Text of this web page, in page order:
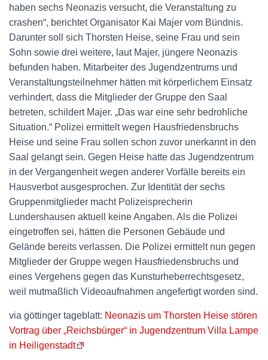
haben sechs Neonazis versucht, die Veranstaltung zu
crashen“, berichtet Organisator Kai Majer vom Bündnis.
Darunter soll sich Thorsten Heise, seine Frau und sein
Sohn sowie drei weitere, laut Majer, jüngere Neonazis
befunden haben. Mitarbeiter des Jugendzentrums und
Veranstaltungsteilnehmer hätten mit körperlichem Einsatz
verhindert, dass die Mitglieder der Gruppe den Saal
betreten, schildert Majer. „Das war eine sehr bedrohliche
Situation.“ Polizei ermittelt wegen Hausfriedensbruchs
Heise und seine Frau sollen schon zuvor unerkannt in den
Saal gelangt sein. Gegen Heise hatte das Jugendzentrum
in der Vergangenheit wegen anderer Vorfälle bereits ein
Hausverbot ausgesprochen. Zur Identität der sechs
Gruppenmitglieder macht Polizeisprecherin
Lundershausen aktuell keine Angaben. Als die Polizei
eingetroffen sei, hätten die Personen Gebäude und
Gelände bereits verlassen. Die Polizei ermittelt nun gegen
Mitglieder der Gruppe wegen Hausfriedensbruchs und
eines Vergehens gegen das Kunsturheberrechtsgesetz,
weil mutmaßlich Videoaufnahmen angefertigt worden sind.
via göttinger tageblatt: Neonazis um Thorsten Heise stören
Vortrag über „Reichsbürger“ in Jugendzentrum Villa Lampe
in Heiligenstadt